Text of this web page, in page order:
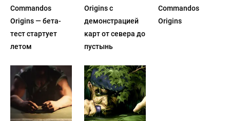
Commandos
Origins — бета-
тест стартует
летом
Origins с
демонстрацией
карт от севера до
пустынь
Commandos
Origins